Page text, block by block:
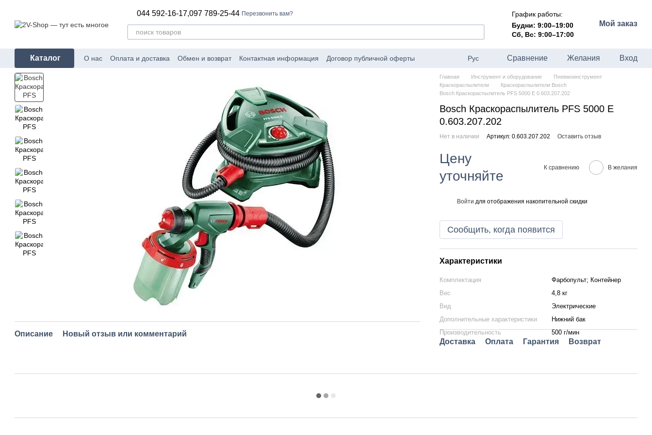
044 592-16-17,097 789-25-44 Перезвонить вам?
График работы:
Будни: 9:00–19:00
Сб, Вс: 9:00–17:00
Мой заказ
Каталог О нас Оплата и доставка Обмен и возврат Контактная информация Договор публичной оферты Рус Сравнение Желания Вход
Описание Новый отзыв или комментарий
Главная Инструмент и оборудование
Пневмоинструмент
Краскораспылители
Краскораспылители Bosch
Bosch Краскораспылитель PFS 5000 E 0.603.207.202
Bosch Краскораспылитель PFS 5000 E
0.603.207.202
Нет в наличии Артикул: 0.603.207.202 Оставить отзыв
Цену
уточняйте
К сравнению В желания
Войти для отображения накопительной скидки
Сообщить, когда появится
Характеристики
Комплектация
Фарбопульт; Контейнер
Вес
4,8 кг
Вид
Электрические
Дополнительные характеристики
Нижний бак
Производительность
500 г/мин
Доставка Оплата Гарантия Возврат